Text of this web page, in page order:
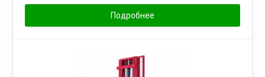
Подробнее